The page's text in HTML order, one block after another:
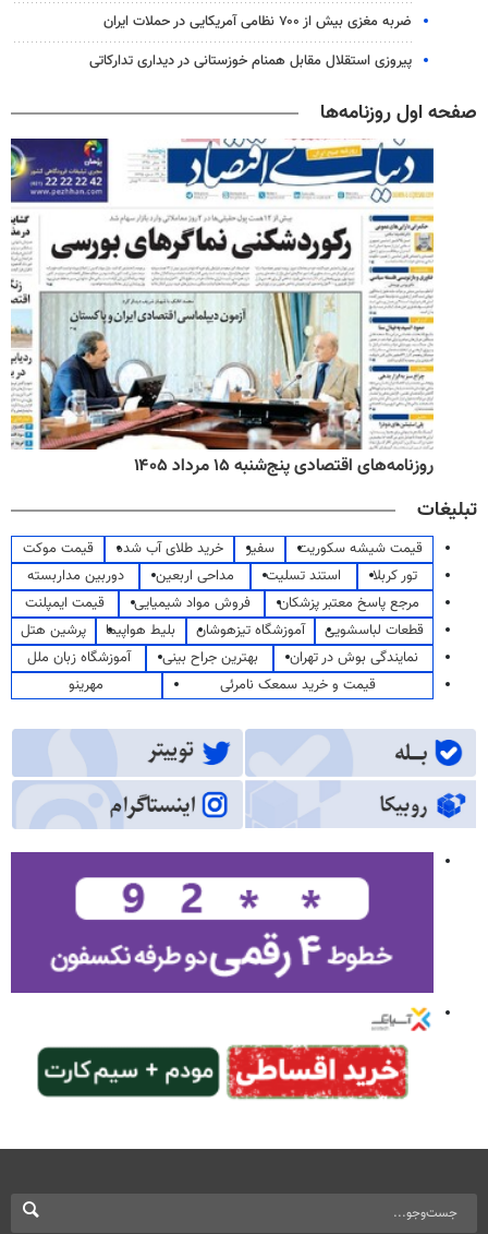
ضربه مغزی بیش از ۷۰۰ نظامی آمریکایی در حملات ایران
پیروزی استقلال مقابل همنام خوزستانی در دیداری تدارکاتی
صفحه اول روزنامه‌ها
روزنامه‌های اقتصادی پنج‌شنبه ۱۵ مرداد ۱۴۰۵
تبلیغات
قیمت شیشه سکوریت سفیر خرید طلای آب شده
قیمت موکت
تور کربلا
استند تسلیت مداحی اربعین
دوربین مداربسته
مرجع پاسخ معتبر پزشکان
فروش مواد شیمیایی
قیمت ایمپلنت
قطعات لباسشویی
آموزشگاه تیزهوشان بلیط هواپیما
پرشین هتل
نمایندگی بوش در تهران
بهترین جراح بینی
آموزشگاه زبان ملل
قیمت و خرید سمعک نامرئی
مهرینو